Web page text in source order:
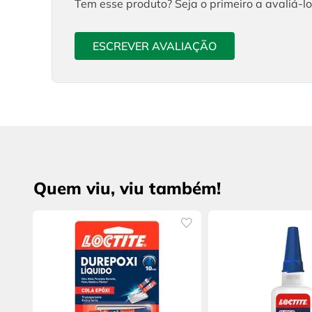
Tem esse produto? Seja o primeiro a avaliá-
ESCREVER AVALIAÇÃO
Quem viu, viu também!